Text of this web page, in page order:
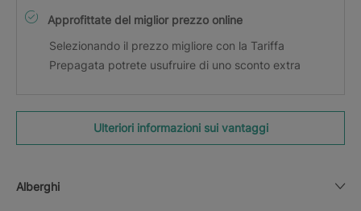
Approfittate del miglior prezzo online
Selezionando il prezzo migliore con la Tariffa
Prepagata potrete usufruire di uno sconto extra
Ulteriori informazioni sui vantaggi
Alberghi